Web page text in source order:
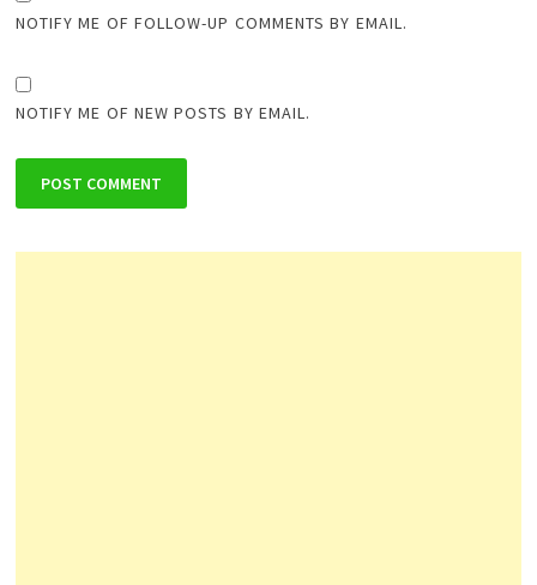
NOTIFY ME OF FOLLOW-UP COMMENTS BY EMAIL.
NOTIFY ME OF NEW POSTS BY EMAIL.